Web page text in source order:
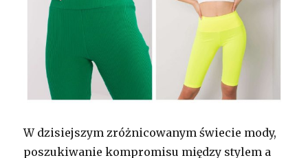
W dzisiejszym zróżnicowanym świecie mody,
poszukiwanie kompromisu między stylem a